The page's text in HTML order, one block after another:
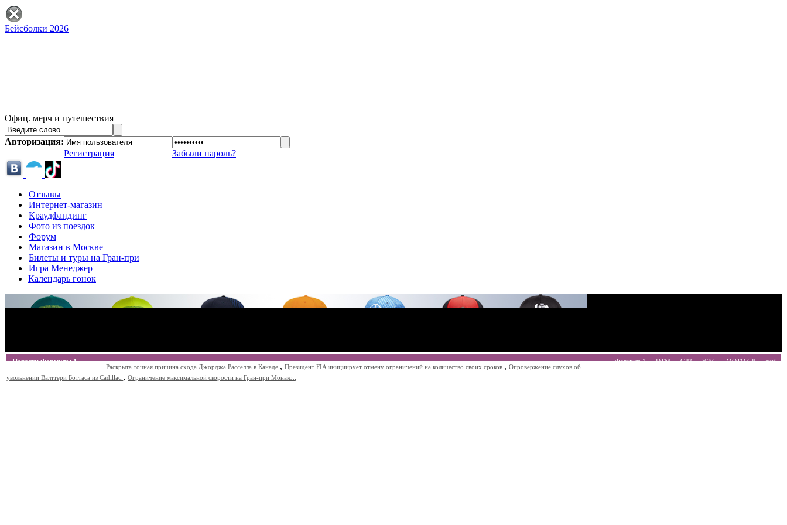
Бейсболки 2026
Офиц. мерч и путешествия
Авторизация:
Регистрация
Забыли пароль?
Отзывы
Интернет-магазин
Краудфандинг
Фото из поездок
Форум
Магазин в Москве
Билеты и туры на Гран-при
Игра Менеджер
Календарь гонок
Новости Формулы 1 Формула 1 DTM GP2 WRC MOTO GP
ещё
Раскрыта точная причина схода Джорджа Расселла в Канаде. , Президент FIA инициирует отмену ограничений на количество своих сроков. , Опровержение слухов об
увольнении Валттери Боттаса из Cadillac. , Ограничение максимальной скорости на Гран-при Монако. ,